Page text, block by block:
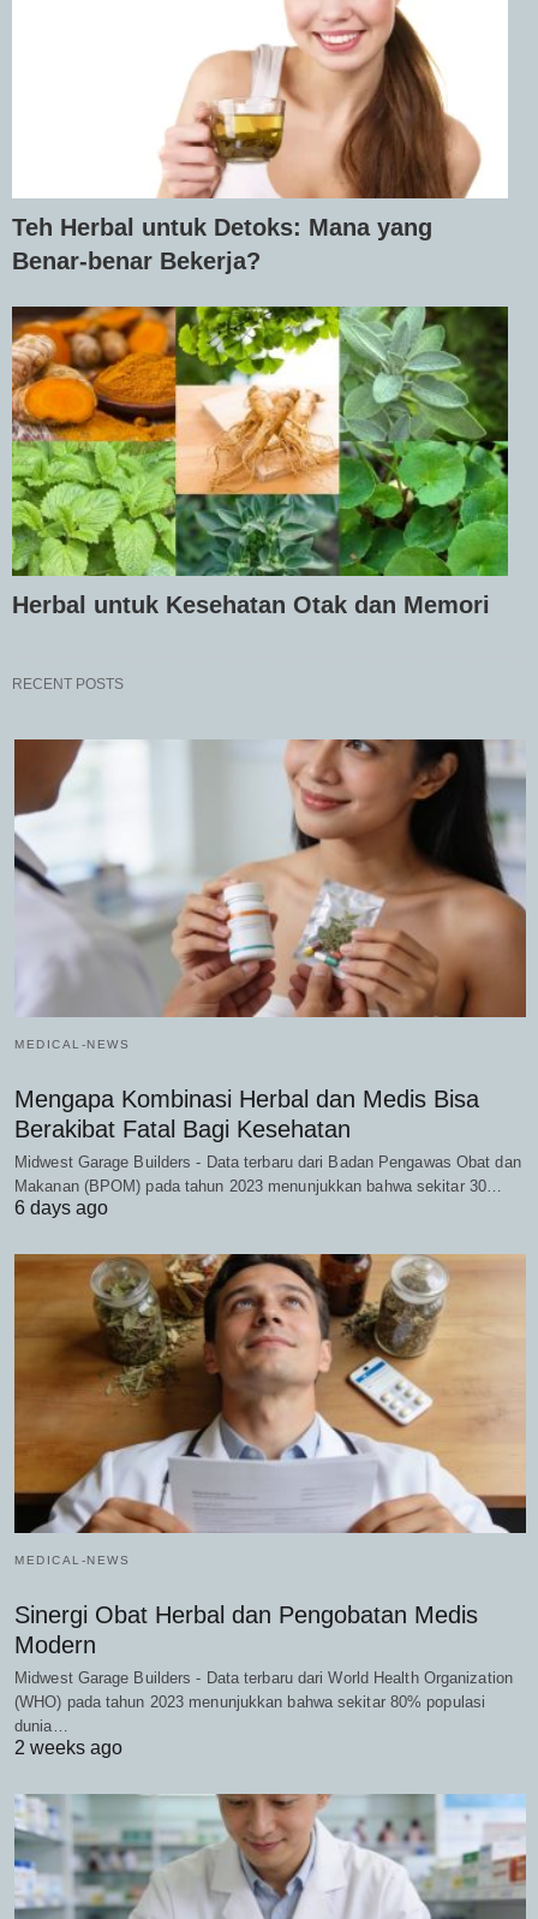
Teh Herbal untuk Detoks: Mana yang
Benar-benar Bekerja?
Herbal untuk Kesehatan Otak dan Memori
RECENT POSTS
MEDICAL-NEWS
Mengapa Kombinasi Herbal dan Medis Bisa
Berakibat Fatal Bagi Kesehatan
Midwest Garage Builders - Data terbaru dari Badan Pengawas Obat dan
Makanan (BPOM) pada tahun 2023 menunjukkan bahwa sekitar 30…
6 days ago
MEDICAL-NEWS
Sinergi Obat Herbal dan Pengobatan Medis
Modern
Midwest Garage Builders - Data terbaru dari World Health Organization
(WHO) pada tahun 2023 menunjukkan bahwa sekitar 80% populasi
dunia…
2 weeks ago